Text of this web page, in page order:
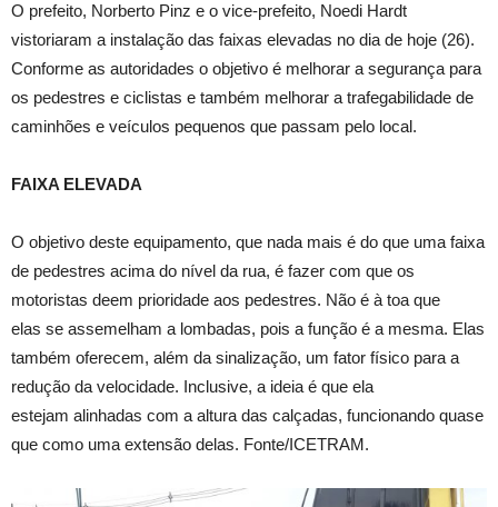
O prefeito, Norberto Pinz e o vice-prefeito, Noedi Hardt
vistoriaram a instalação das faixas elevadas no dia de hoje (26).
Conforme as autoridades o objetivo é melhorar a segurança para
os pedestres e ciclistas e também melhorar a trafegabilidade de
caminhões e veículos pequenos que passam pelo local.
FAIXA ELEVADA
O objetivo deste equipamento, que nada mais é do que uma faixa
de pedestres acima do nível da rua, é fazer com que os
motoristas deem prioridade aos pedestres. Não é à toa que
elas se assemelham a lombadas, pois a função é a mesma. Elas
também oferecem, além da sinalização, um fator físico para a
redução da velocidade. Inclusive, a ideia é que ela
estejam alinhadas com a altura das calçadas, funcionando quase
que como uma extensão delas. Fonte/ICETRAM.